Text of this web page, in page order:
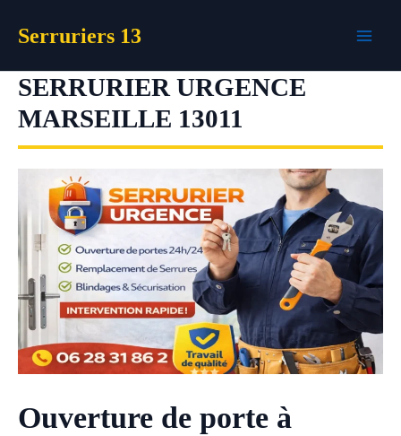
Serruriers 13
SERRURIER URGENCE
MARSEILLE 13011
Ouverture de porte à